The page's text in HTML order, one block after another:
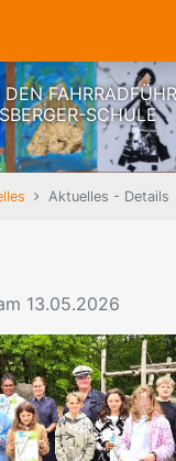
SCHULE
Aktuelles - Details
13.05.2026